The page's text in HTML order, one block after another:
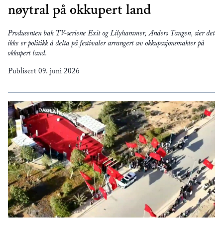
nøytral på okkupert land
Produsenten bak TV-seriene Exit og Lilyhammer, Anders Tangen, sier det
ikke er politikk å delta på festivaler arrangert av okkupasjonsmakter på
okkupert land.
Publisert 09. juni 2026